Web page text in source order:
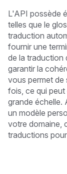
L'API possède
telles que le
traduction
fournir une
de la traduction
garantir la
vous permet de
fois, ce qui
grande échelle.
un modèle
votre domaine,
traductions